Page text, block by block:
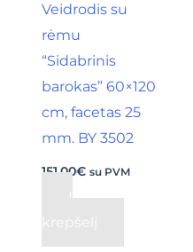
Veidrodis su
rėmu
“Sidabrinis
barokas” 60×120
cm, facetas 25
mm. BY 3502
151,00€ su PVM
Į
krepšelį